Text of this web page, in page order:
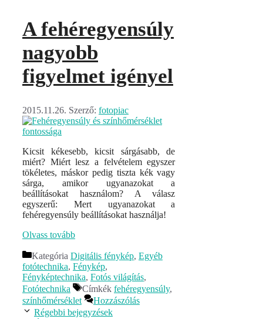
A fehéregyensúly
nagyobb
figyelmet igényel
2015.11.26. Szerző: fotopiac
Kicsit kékesebb, kicsit sárgásabb, de
miért? Miért lesz a felvételem egyszer
tökéletes, máskor pedig tiszta kék vagy
sárga, amikor ugyanazokat a
beállításokat használom? A válasz
egyszerű: Mert ugyanazokat a
fehéregyensúly beállításokat használja!
Olvass tovább
Kategória Digitális fénykép, Egyéb
fotótechnika, Fénykép,
Fényképtechnika, Fotós világítás,
Fotótechnika
Címkék fehéregyensúly,
színhőmérséklet
Hozzászólás
Régebbi bejegyzések